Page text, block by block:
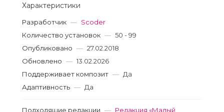
Характеристики
Разработчик — Scoder
Количество установок — 50 - 99
Опубликовано — 27.02.2018
Обновлено — 13.02.2026
Поддерживает композит — Да
Адаптивность — Да
Подходящие редакции — Редакция «Малый